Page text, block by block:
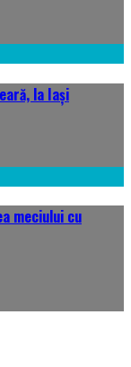
la Iași
meciului cu